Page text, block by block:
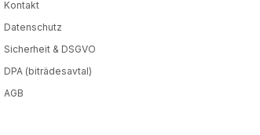
Kontakt
Datenschutz
Sicherheit & DSGVO
DPA (biträdesavtal)
AGB